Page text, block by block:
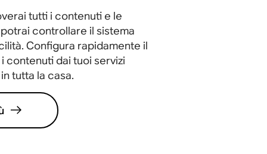
tutti i contenuti e le
controllare il sistema
Configura rapidamente il
contenuti dai tuoi servizi
tutta la casa.